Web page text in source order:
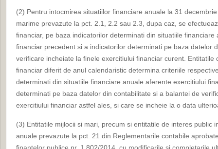
(2) Pentru intocmirea situatiilor financiare anuale la 31
marime prevazute la pct. 2.1, 2.2 sau 2.3, dupa caz, se
financiar, pe baza indicatorilor determinati din situatiile
financiar precedent si a indicatorilor determinati pe baza datelor
verificare incheiate la finele exercitiului financiar curent. Entitatile
financiar diferit de anul calendaristic determina criteriile
determinati din situatiile financiare anuale aferente exercitiului
determinati pe baza datelor din contabilitate si a balantei de
exercitiului financiar astfel ales, si care se incheie la o data
(3) Entitatile mijlocii si mari, precum si entitatile de interes public
anuale prevazute la pct. 21 din Reglementarile contabile